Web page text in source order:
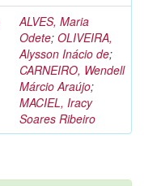
ALVES, Maria
Odete; OLIVEIRA,
Alysson Inácio de;
CARNEIRO, Wendell
Márcio Araújo;
MACIEL, Iracy
Soares Ribeiro